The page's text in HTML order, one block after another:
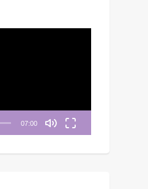
07:00